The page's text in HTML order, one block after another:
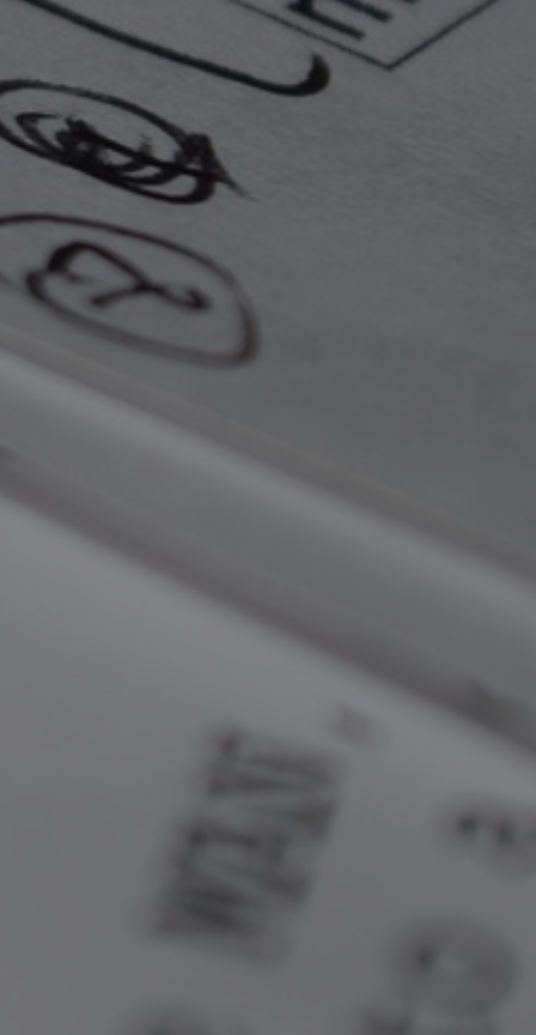
Para inscribirse, es necesario llenar el
Formulario de Inscripción
adjuntando los siguientes
documentos:
Copia del argumento, en
portugués o español, en el
siguiente formato: archivo
numeradas, fuente Times New
caso (válido para Brasil).
depósito o transferencia, si es el